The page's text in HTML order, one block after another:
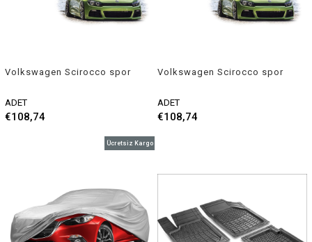
Volkswagen Scirocco spor
ADET
€108,74
Volkswagen Scirocco spor
ADET
€108,74
Ücretsiz Kargo